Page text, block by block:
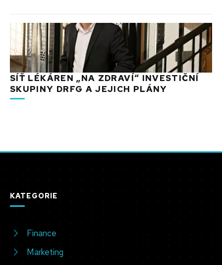
SÍŤ LÉKÁREN „NA ZDRAVÍ“ INVESTIČNÍ
SKUPINY DRFG A JEJICH PLÁNY
KATEGORIE
Finance
Marketing